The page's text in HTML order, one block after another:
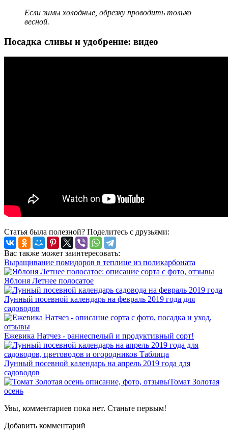
Если зимы холодные, обрезку проводить только
весной.
Посадка сливы и удобрение: видео
Статья была полезной? Поделитесь с друзьями:
Вас также может заинтересовать:
Выращивание помидоров в теплице из поликарбоната
Яблоня Летнее полосатое
Лунный посевной календарь на февраль 2019 года для
садоводов
Ежевика Натчез - раннеспелый и продуктивный сорт!
Лунный посевной календарь на апрель 2019 года для
садоводов
Томат Золотая
осень
Увы, комментариев пока нет. Станьте первым!
Добавить комментарий